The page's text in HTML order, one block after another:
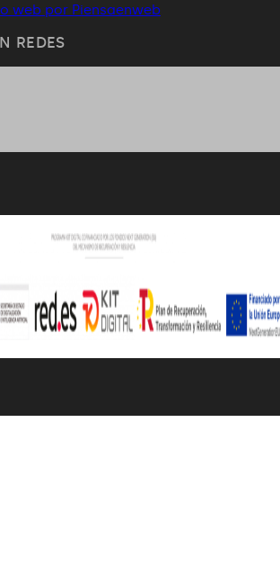
web por Piensaenweb
REDES